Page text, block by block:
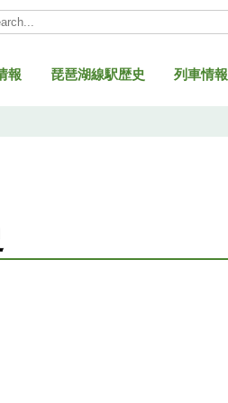
報 琵琶湖線駅歴史 列車情報